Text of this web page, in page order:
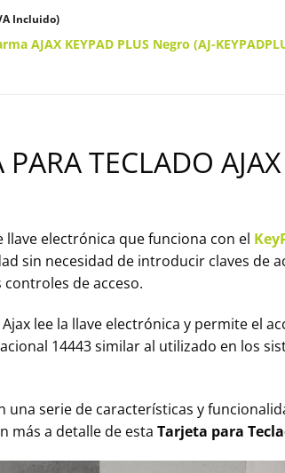
Incluido)
AJAX KEYPAD PLUS Negro (AJ-
PARA TECLADO
electrónica que funciona con el
sin necesidad de introducir claves de
de acceso.
lee la llave electrónica y permite el
14443 similar al utilizado en los
una serie de características y
más a detalle de esta Tarjeta para